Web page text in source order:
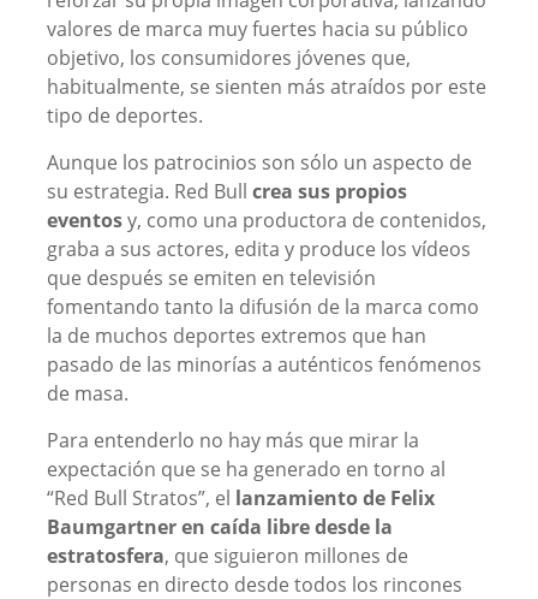
valores de marca muy fuertes hacia su público
objetivo, los consumidores jóvenes que,
habitualmente, se sienten más atraídos por este
tipo de deportes.
Aunque los patrocinios son sólo un aspecto de
su estrategia. Red Bull crea sus propios
eventosy, como una productora de contenidos,
graba a sus actores, edita y produce los vídeos
que después se emiten en televisión
fomentando tanto la difusión de la marca como
la de muchos deportes extremos que han
pasado de las minorías a auténticos fenómenos
de masa.
Para entenderlo no hay más que mirar la
expectación que se ha generado en torno al
“Red Bull Stratos”, el lanzamiento de Felix
Baumgartner en caída libre desde la
estratosfera, que siguieron millones de
personas en directo desde todos los rincones